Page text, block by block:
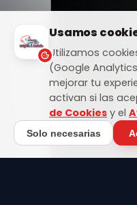
Usamos
Utilizamos
(Google
mejorar tu
activan si las
de Cookies y el
Solo necesarias